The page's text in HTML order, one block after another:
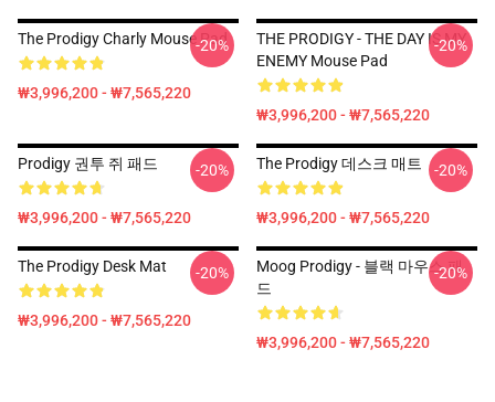
The Prodigy Charly Mouse Pad
₩3,996,200 - ₩7,565,220
-20%
THE PRODIGY - THE DAY IS MY
ENEMY Mouse Pad
₩3,996,200 - ₩7,565,220
-20%
Prodigy 권투 쥐 패드
₩3,996,200 - ₩7,565,220
-20% The Prodigy 데스크 매트
₩3,996,200 - ₩7,565,220
-20%
The Prodigy Desk Mat
₩3,996,200 - ₩7,565,220
-20%
Moog Prodigy - 블랙 마우스 패
드
₩3,996,200 - ₩7,565,220
-20%